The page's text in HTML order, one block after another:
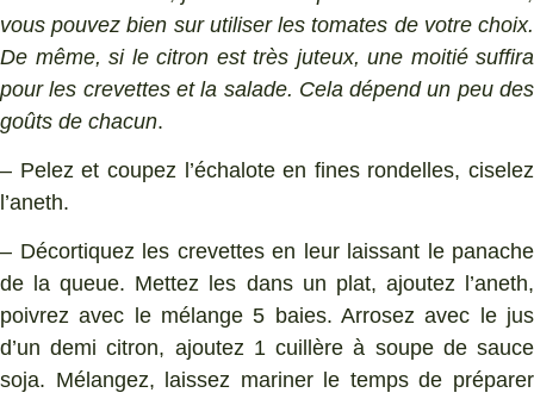
vous pouvez bien sur utiliser les tomates de votre choix.
De même, si le citron est très juteux, une moitié suffira
pour les crevettes et la salade. Cela dépend un peu des
goûts de chacun.
– Pelez et coupez l’échalote en fines rondelles, ciselez
l’aneth.
– Décortiquez les crevettes en leur laissant le panache
de la queue. Mettez les dans un plat, ajoutez l’aneth,
poivrez avec le mélange 5 baies. Arrosez avec le jus
d’un demi citron, ajoutez 1 cuillère à soupe de sauce
soja. Mélangez, laissez mariner le temps de préparer